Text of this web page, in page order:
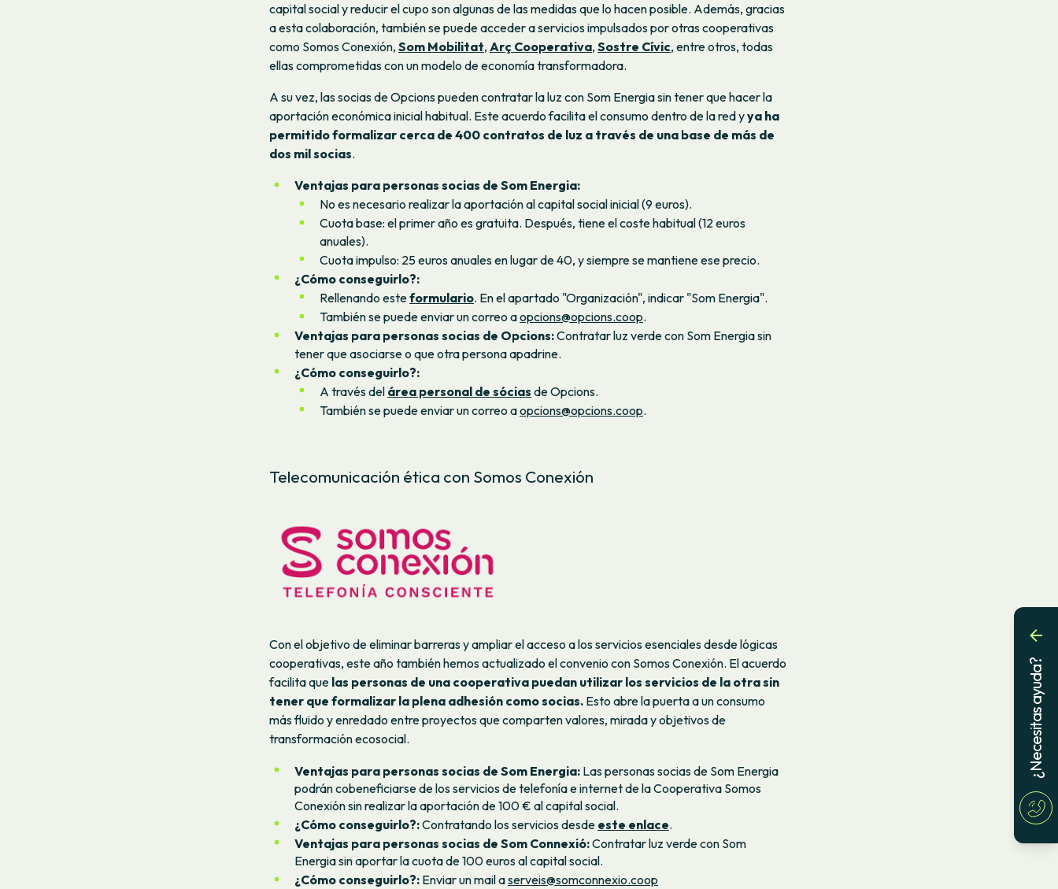
capital social y reducir el cupo son algunas de las medidas que lo hacen posible. Además, gracias
a esta colaboración, también se puede acceder a servicios impulsados por otras cooperativas
como Somos Conexión, Som Mobilitat, Arç Cooperativa, Sostre Cívic, entre otros, todas
ellas comprometidas con un modelo de economía transformadora.
A su vez, las socias de Opcions pueden contratar la luz con Som Energia sin tener que hacer la
aportación económica inicial habitual. Este acuerdo facilita el consumo dentro de la red yya ha
permitido formalizar cerca de 400 contratos de luz a través de una base de más de
dos mil socias.
Ventajas para personas socias de Som Energia:
No es necesario realizar la aportación al capital social inicial (9 euros).
Cuota base: el primer año es gratuita. Después, tiene el coste habitual (12 euros
anuales).
Cuota impulso: 25 euros anuales en lugar de 40, y siempre se mantiene ese precio.
¿Cómo conseguirlo?:
Rellenando esteformulario. En el apartado "Organización", indicar "Som Energia".
También se puede enviar un correo aopcions@opcions.coop.
Ventajas para personas socias de Opcions:Contratar luz verde con Som Energia sin
tener que asociarse o que otra persona apadrine.
¿Cómo conseguirlo?:
A través del área personal de sócias de Opcions.
También se puede enviar un correo aopcions@opcions.coop.
Telecomunicación ética con Somos Conexión
Con el objetivo de eliminar barreras y ampliar el acceso a los servicios esenciales desde lógicas
cooperativas, este año también hemos actualizado el convenio con Somos Conexión. El acuerdo
facilita que las personas de una cooperativa puedan utilizar los servicios de la otra sin
tener que formalizar la plena adhesión como socias. Esto abre la puerta a un consumo
más fluido y enredado entre proyectos que comparten valores, mirada y objetivos de
transformación ecosocial.
Ventajas para personas socias de Som Energia: Las personas socias de Som Energia
podrán cobeneficiarse de los servicios de telefonía e internet de la Cooperativa Somos
Conexión sin realizar la aportación de 100 € al capital social.
¿Cómo conseguirlo?:Contratando los servicios desde este enlace.
Ventajas para personas socias de Som Connexió:Contratar luz verde con Som
Energia sin aportar la cuota de 100 euros al capital social.
¿Cómo conseguirlo?: Enviar un mail aserveis@somconnexio.coop
¿Necesitas ayuda?